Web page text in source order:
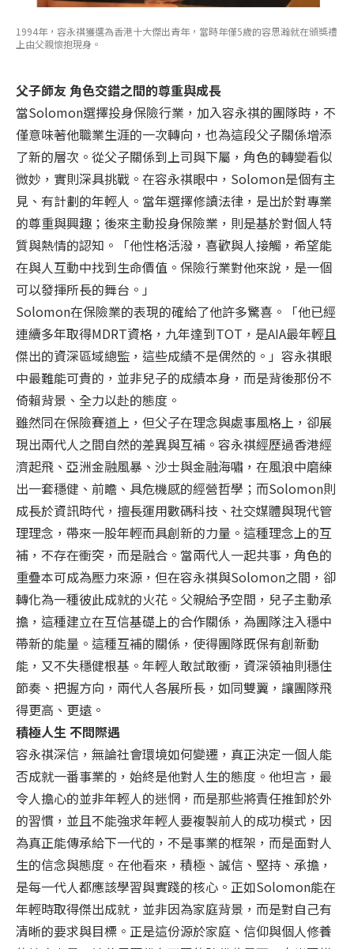
1994年，容永祺獲選為香港十大傑出青年，當時年僅5歲的容思瀚就在頒獎禮
上由父親懷抱現身。
父子師友 角色交錯之間的尊重與成長
當Solomon選擇投身保險行業，加入容永祺的團隊時，不
僅意味著他職業生涯的一次轉向，也為這段父子關係增添
了新的層次。從父子關係到上司與下屬，角色的轉變看似
微妙，實則深具挑戰。在容永祺眼中，Solomon是個有主
見、有計劃的年輕人。當年選擇修讀法律，是出於對專業
的尊重與興趣；後來主動投身保險業，則是基於對個人特
質與熱情的認知。「他性格活潑，喜歡與人接觸，希望能
在與人互動中找到生命價值。保險行業對他來說，是一個
可以發揮所長的舞台。」
Solomon在保險業的表現的確給了他許多驚喜。「他已經
連續多年取得MDRT資格，九年達到TOT，是AIA最年輕且
傑出的資深區域總監，這些成績不是偶然的。」容永祺眼
中最難能可貴的，並非兒子的成績本身，而是背後那份不
倚賴背景、全力以赴的態度。
雖然同在保險賽道上，但父子在理念與處事風格上，卻展
現出兩代人之間自然的差異與互補。容永祺經歷過香港經
濟起飛、亞洲金融風暴、沙士與金融海嘯，在風浪中磨練
出一套穩健、前瞻、具危機感的經營哲學；而Solomon則
成長於資訊時代，擅長運用數碼科技、社交媒體與現代管
理理念，帶來一股年輕而具創新的力量。這種理念上的互
補，不存在衝突，而是融合。當兩代人一起共事，角色的
重疊本可成為壓力來源，但在容永祺與Solomon之間，卻
轉化為一種彼此成就的火花。父親給予空間，兒子主動承
擔，這種建立在互信基礎上的合作關係，為團隊注入穩中
帶新的能量。這種互補的關係，使得團隊既保有創新動
能，又不失穩健根基。年輕人敢試敢衝，資深領袖則穩住
節奏、把握方向，兩代人各展所長，如同雙翼，讓團隊飛
得更高、更遠。
積極人生 不問際遇
容永祺深信，無論社會環境如何變遷，真正決定一個人能
否成就一番事業的，始終是他對人生的態度。他坦言，最
令人擔心的並非年輕人的迷惘，而是那些將責任推卸於外
的習慣，並且不能強求年輕人要複製前人的成功模式，因
為真正能傳承給下一代的，不是事業的框架，而是面對人
生的信念與態度。在他看來，積極、誠信、堅持、承擔，
是每一代人都應該學習與實踐的核心。正如Solomon能在
年輕時取得傑出成就，並非因為家庭背景，而是對自己有
清晰的要求與目標。正是這份源於家庭、信仰與個人修養